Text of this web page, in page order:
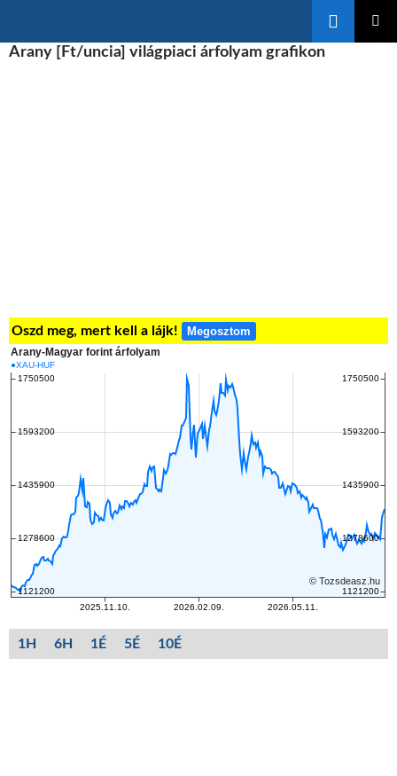
A
Arany [Ft/uncia] világpiaci árfolyam grafikon
Oszd meg, mert kell a lájk! Megosztom
1H 6H 1É 5É 10É